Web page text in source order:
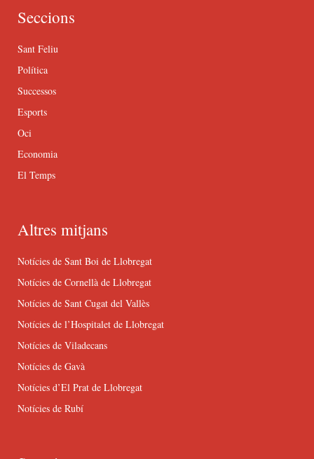
Seccions
Sant Feliu
Política
Successos
Esports
Oci
Economia
El Temps
Altres mitjans
Notícies de Sant Boi de Llobregat
Notícies de Cornellà de Llobregat
Notícies de Sant Cugat del Vallès
Notícies de l’Hospitalet de Llobregat
Notícies de Viladecans
Notícies de Gavà
Notícies d’El Prat de Llobregat
Notícies de Rubí